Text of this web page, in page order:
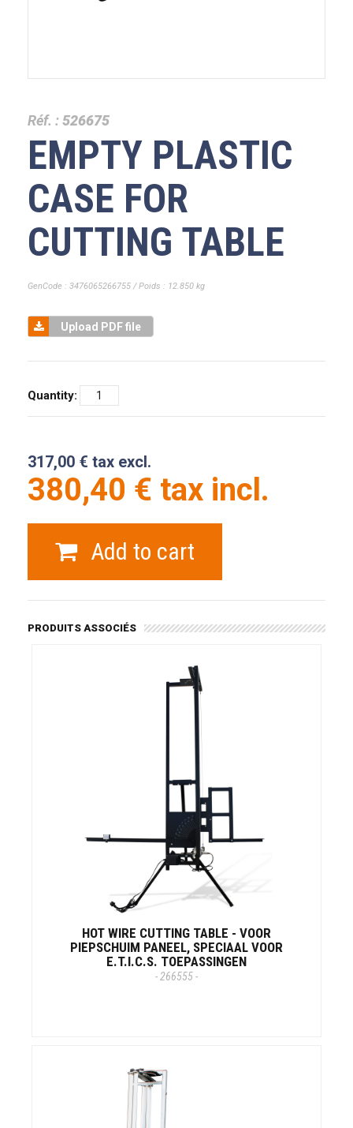
Réf. :526675
EMPTY PLASTIC
CASE FOR
CUTTING TABLE
GenCode : 3476065266755 / Poids : 12.850 kg
Upload PDF file
Quantity:
317,00 € tax excl.
380,40 € tax incl.
Add to cart
PRODUITS ASSOCIÉS
HOT WIRE CUTTING TABLE - VOOR
PIEPSCHUIM PANEEL, SPECIAAL VOOR
E.T.I.C.S. TOEPASSINGEN
- 266555 -